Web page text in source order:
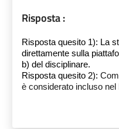
Risposta :
Risposta quesito 1): La
direttamente sulla
b) del disciplinare.
Risposta quesito 2):
è considerato incluso nel